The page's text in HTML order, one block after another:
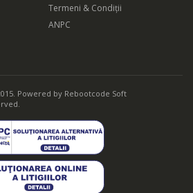
Termeni & Condiții
ANPC
Powered by Rebootcode Soft